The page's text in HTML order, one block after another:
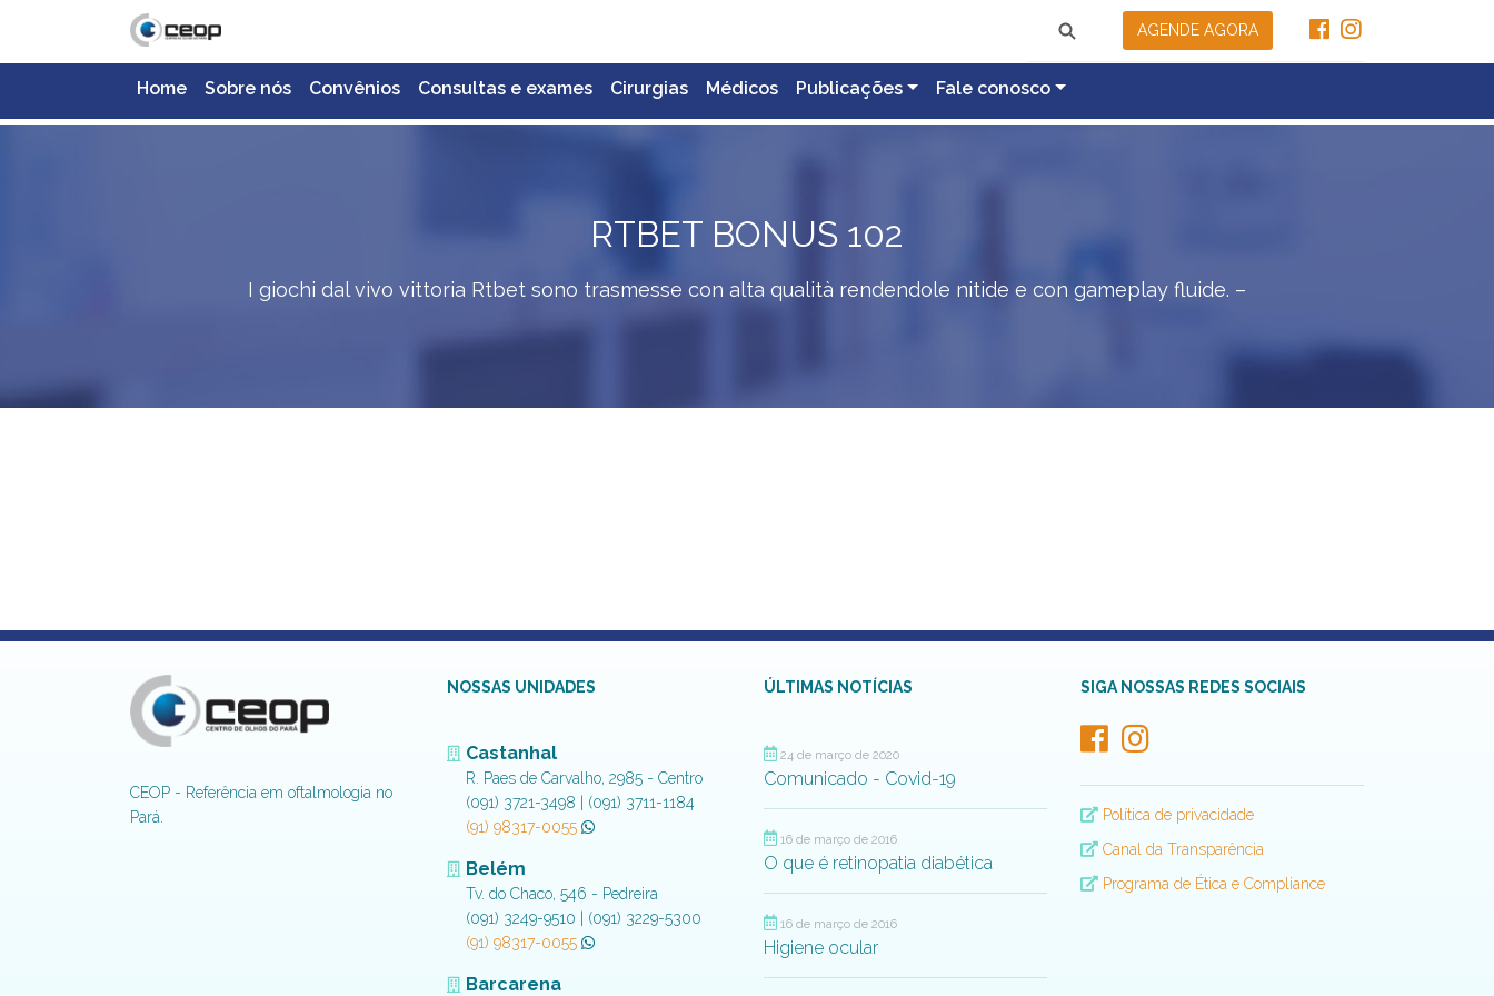
AGENDE AGORA
Home Sobre nós Convênios Consultas e exames Cirurgias Médicos Publicações Fale conosco
RTBET BONUS 102
I giochi dal vivo vittoria Rtbet sono trasmesse con alta qualità rendendole nitide e con gameplay fluide. –
CEOP - Referência em oftalmologia no
Pará.
NOSSAS UNIDADES
Castanhal
R. Paes de Carvalho, 2985 - Centro
(091) 3721-3498 | (091) 3711-1184
(91) 98317-0055
Belém
Tv. do Chaco, 546 - Pedreira
(091) 3249-9510 | (091) 3229-5300
(91) 98317-0055
Barcarena
ÚLTIMAS NOTÍCIAS
24 de março de 2020
Comunicado - Covid-19
16 de março de 2016
O que é retinopatia diabética
16 de março de 2016
Higiene ocular
SIGA NOSSAS REDES SOCIAIS
Política de privacidade
Canal da Transparência
Programa de Ética e Compliance